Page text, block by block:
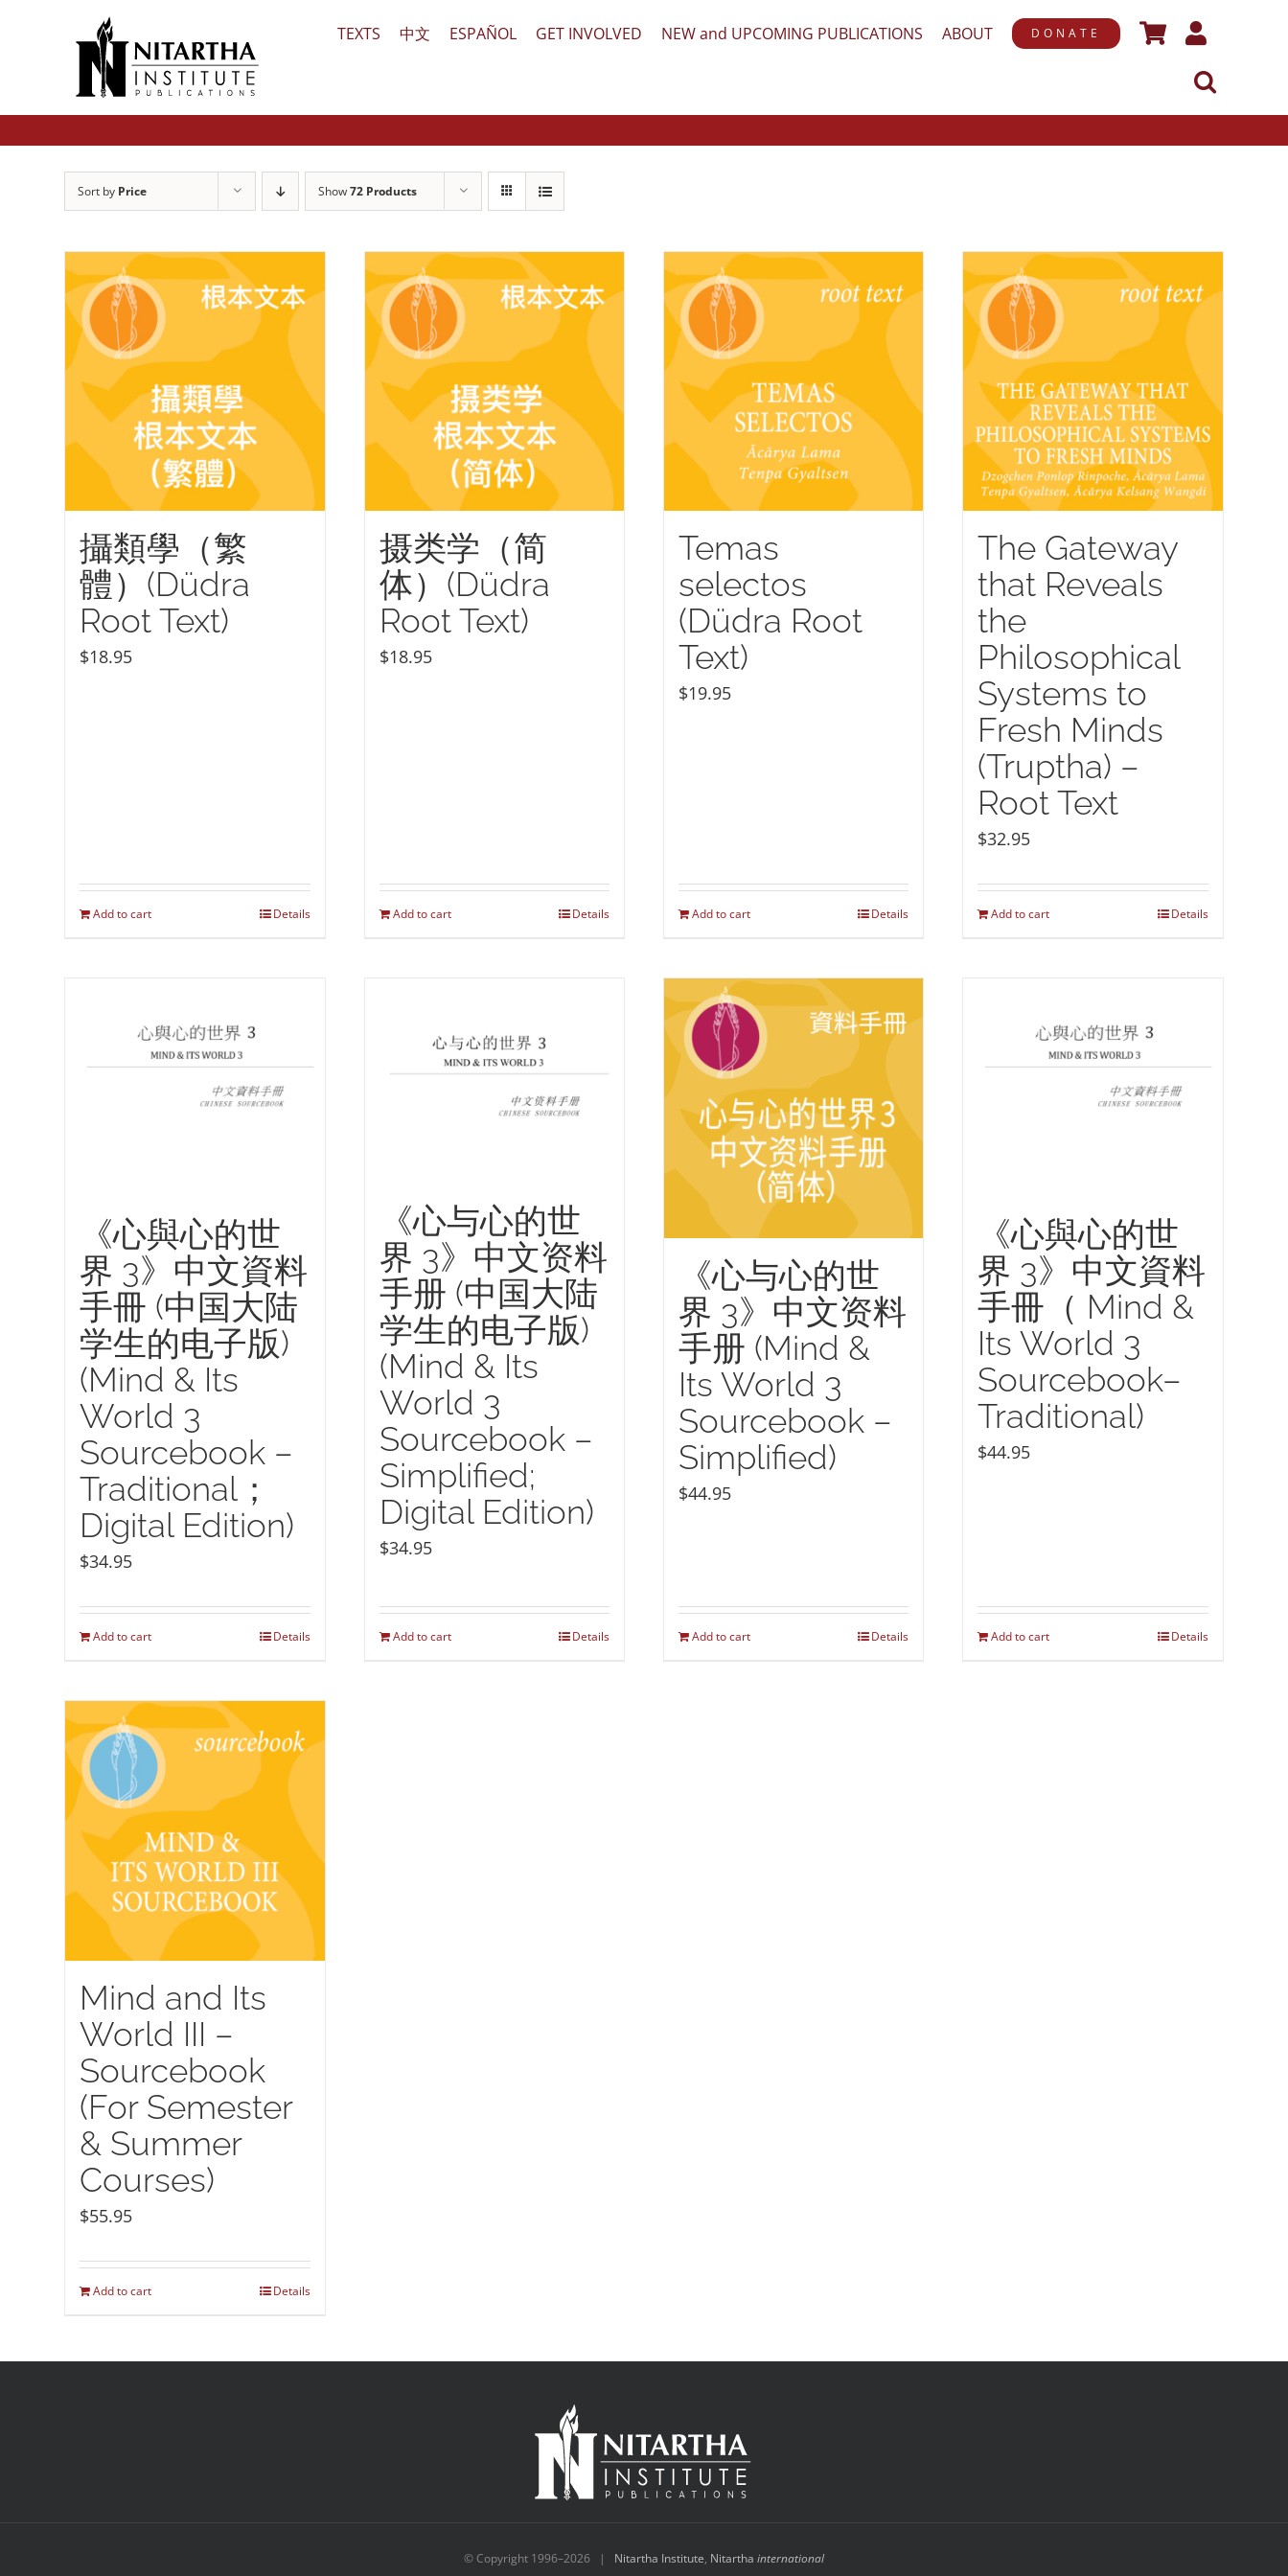
TEXTS 中文 ESPAÑOL GET INVOLVED NEW and UPCOMING PUBLICATIONS ABOUT DONATE
Sort by Price Show72 Products
攝類學（繁
體）(Düdra
Root Text)
$18.95
Add to cart Details
摄类学（简
体）(Düdra
Root Text)
$18.95
Add to cart Details
Temas
selectos
(Düdra Root
Text)
$19.95
Add to cart Details
The Gateway
that Reveals
the
Philosophical
Systems to
Fresh Minds
(Truptha) –
Root Text
$32.95
Add to cart Details
《心與心的世
界 3》中文資料
手冊 (中国大陆
学生的电子版)
(Mind & Its
World 3
Sourcebook –
Traditional；
Digital Edition)
$34.95
Add to cart Details
《心与心的世
界 3》中文资料
手册 (中国大陆
学生的电子版)
(Mind & Its
World 3
Sourcebook –
Simplified;
Digital Edition)
$34.95
Add to cart Details
《心与心的世
界 3》中文资料
手册 (Mind &
Its World 3
Sourcebook –
Simplified)
$44.95
Add to cart Details
《心與心的世
界 3》中文資料
手冊（ Mind &
Its World 3
Sourcebook–
Traditional)
$44.95
Add to cart Details
Mind and Its
World III –
Sourcebook
(For Semester
& Summer
Courses)
$55.95
Add to cart Details
© Copyright 1996–2026 | Nitartha Institute, Nitartha international